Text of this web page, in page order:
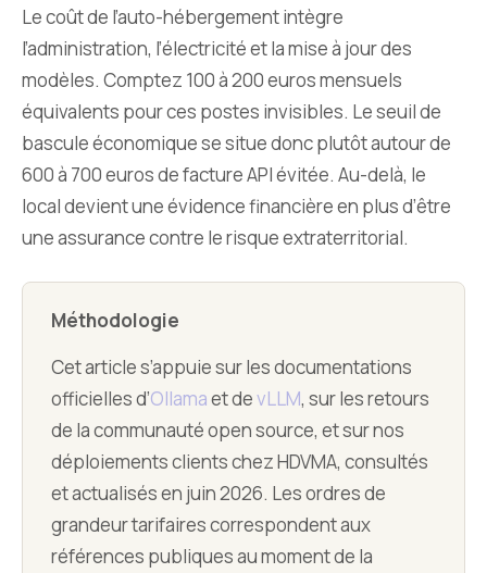
Le coût de l’auto-hébergement intègre
l’administration, l’électricité et la mise à jour des
modèles. Comptez 100 à 200 euros mensuels
équivalents pour ces postes invisibles. Le seuil de
bascule économique se situe donc plutôt autour de
600 à 700 euros de facture API évitée. Au-delà, le
local devient une évidence financière en plus d’être
une assurance contre le risque extraterritorial.
Méthodologie
Cet article s’appuie sur les documentations
officielles d’Ollamaet devLLM, sur les retours
de la communauté open source, et sur nos
déploiements clients chez HDVMA, consultés
et actualisés en juin 2026. Les ordres de
grandeur tarifaires correspondent aux
références publiques au moment de la